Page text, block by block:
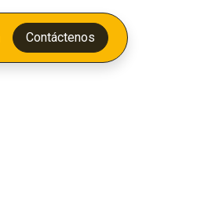
Contáctenos